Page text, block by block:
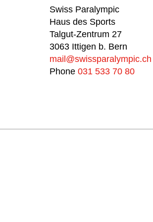
Swiss Paralympic
Haus des Sports
Talgut-Zentrum 27
3063 Ittigen b. Bern
mail@swissparalympic.ch
Phone 031 533 70 80